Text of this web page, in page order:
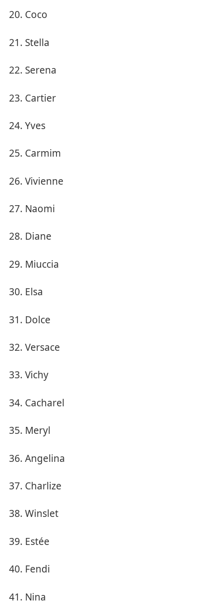
Coco
Stella
Serena
Cartier
Yves
Carmim
Vivienne
Naomi
Diane
Miuccia
Elsa
Dolce
Versace
Vichy
Cacharel
Meryl
Angelina
Charlize
Winslet
Estée
Fendi
Nina